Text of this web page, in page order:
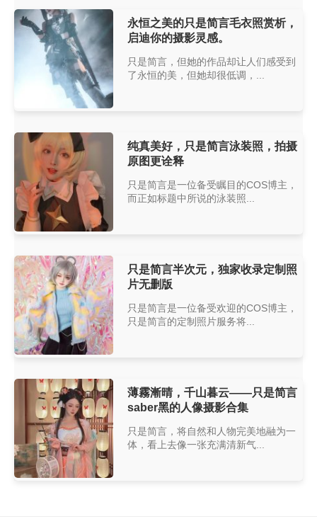
永恒之美的只是简言毛衣照赏析，
启迪你的摄影灵感。
只是简言，但她的作品却让人们感受到
了永恒的美，但她却很低调，...
纯真美好，只是简言泳装照，拍摄
原图更诠释
只是简言是一位备受瞩目的COS博主，
而正如标题中所说的泳装照...
只是简言半次元，独家收录定制照
片无删版
只是简言是一位备受欢迎的COS博主，
只是简言的定制照片服务将...
薄霧漸晴，千山暮云——只是简言
saber黑的人像摄影合集
只是简言，将自然和人物完美地融为一
体，看上去像一张充满清新气...